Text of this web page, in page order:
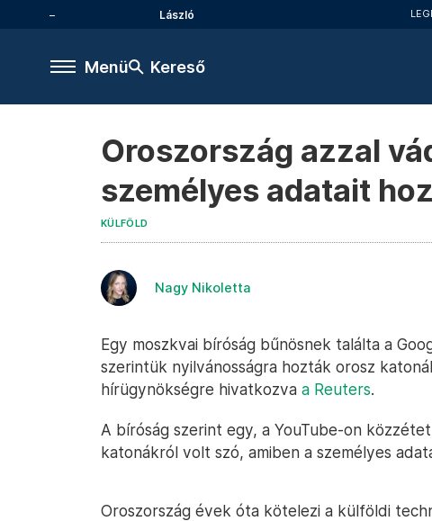
László
Menü Kereső
Oroszország azzal
személyes adatait
KÜLFÖLD
Nagy Nikoletta
Egy moszkvai bíróság bűnösnek találta a
szerintük nyilvánosságra hozták orosz
hírügynökségre hivatkozva a Reuters.
A bíróság szerint egy, a YouTube-on
katonákról volt szó, amiben a személyes
Oroszország évek óta kötelezi a külföldi